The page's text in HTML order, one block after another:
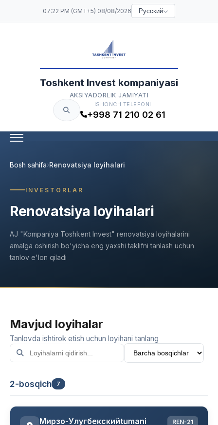
07:22 PM (GMT+5) 08/08/2026 Русский
Toshkent Invest kompaniyasi
AKSIYADORLIK JAMIYATI
ISHONCH TELEFONI
+998 71 210 02 61
Bosh sahifa Renovatsiya loyihalari
INVESTORLAR
Renovatsiya loyihalari
AJ "Kompaniya Toshkent Invest" renovatsiya loyihalarini
amalga oshirish bo'yicha eng yaxshi taklifni tanlash uchun
tanlov e'lon qiladi
Mavjud loyihalar
Tanlovda ishtirok etish uchun loyihani tanlang
2-bosqich 7
Мирзо-Улугбекскийtumani REN-21